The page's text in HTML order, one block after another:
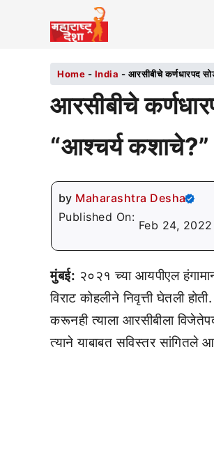
Home - India - आरसीबीचे कर्णधारपद
आरसीबीचे
“आश्चर्य कशाचे?”
by Maharashtra Desha
Published On:
Feb 24,
मुंबई: २०२१ च्या आयपीएल
विराट कोहलीने निवृत्ती घेतली
करूनही त्याला आरसीबीला
त्याने याबाबत सविस्तर सांगितले